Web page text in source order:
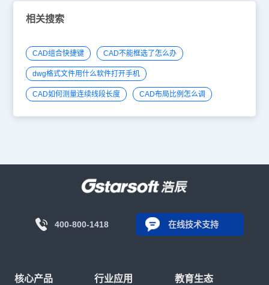
相关搜索
CAD组合快捷键 CAD不能框选了怎么办
dwg格式文件用什么软件打开手机
CAD如何测量连续线段长度 CAD布局比例怎么调
400-800-1418 在线技术支持
核心产品 行业应用 教育生态